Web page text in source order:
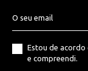
Estou de acordo
e compreendi.